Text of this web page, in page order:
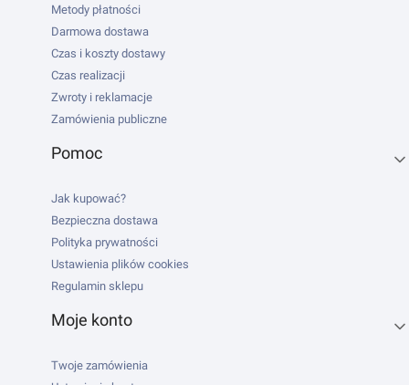
Metody płatności
Darmowa dostawa
Czas i koszty dostawy
Czas realizacji
Zwroty i reklamacje
Zamówienia publiczne
Pomoc
Jak kupować?
Bezpieczna dostawa
Polityka prywatności
Ustawienia plików cookies
Regulamin sklepu
Moje konto
Twoje zamówienia